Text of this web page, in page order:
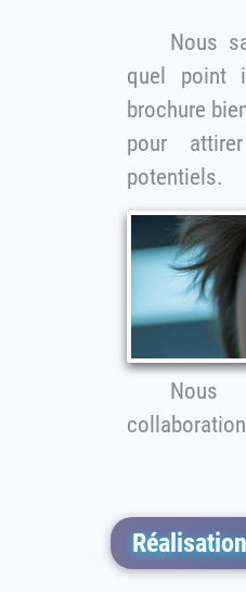
Nous savons
quel point
brochure bien conçue et
pour
potentiels.
Nous
collaboration